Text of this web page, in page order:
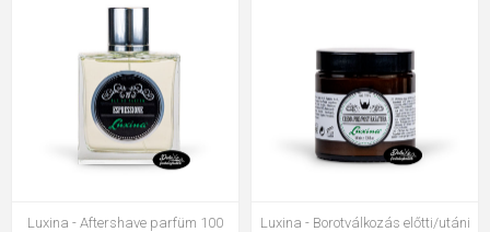
Luxina - Aftershave parfüm 100
Luxina - Borotválkozás előtti/utáni